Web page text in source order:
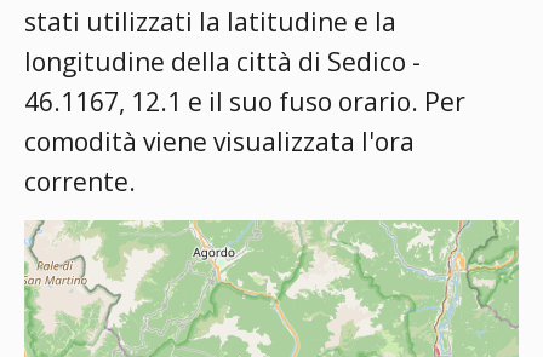
stati utilizzati la latitudine e la
longitudine della città di Sedico -
46.1167, 12.1 e il suo fuso orario. Per
comodità viene visualizzata l'ora
corrente.